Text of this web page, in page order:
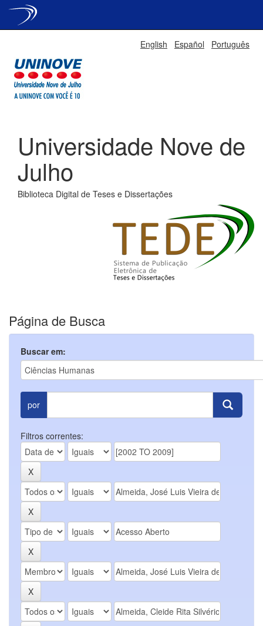
English Español Português
Universidade Nove de
Julho
Biblioteca Digital de Teses e Dissertações
Página de Busca
Buscar em:
por
Filtros correntes: